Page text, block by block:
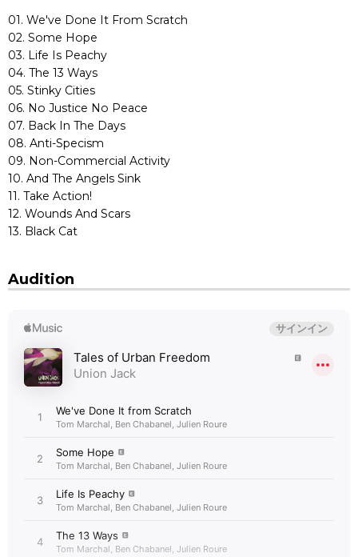
01. We've Done It From Scratch
02. Some Hope
03. Life Is Peachy
04. The 13 Ways
05. Stinky Cities
06. No Justice No Peace
07. Back In The Days
08. Anti-Specism
09. Non-Commercial Activity
10. And The Angels Sink
11. Take Action!
12. Wounds And Scars
13. Black Cat
Audition